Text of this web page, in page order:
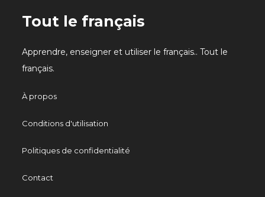
Tout le français
Apprendre, enseigner et utiliser le français.. Tout le
français.
À propos
Conditions d'utilisation
Politiques de confidentialité
Contact